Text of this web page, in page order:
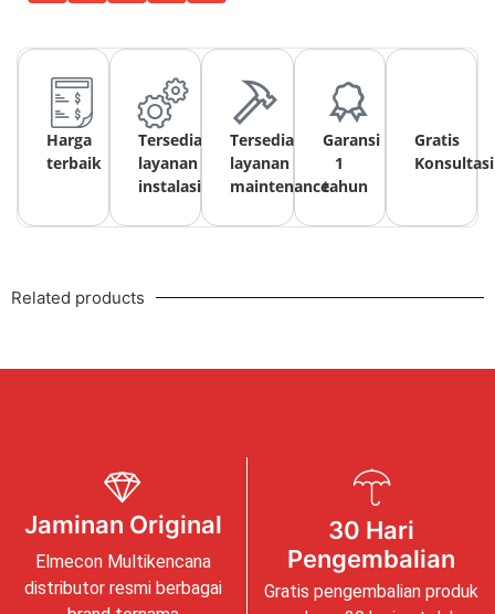
Harga
terbaik
Tersedia
layanan
instalasi
Tersedia
layanan
maintenance
Garansi
1
tahun
Gratis
Konsultasi
Related products
Jaminan Original
Elmecon Multikencana
distributor resmi berbagai
30 Hari
Pengembalian
Gratis pengembalian produk